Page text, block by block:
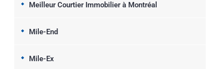
Meilleur Courtier Immobilier à Montréal
Mile-End
Mile-Ex